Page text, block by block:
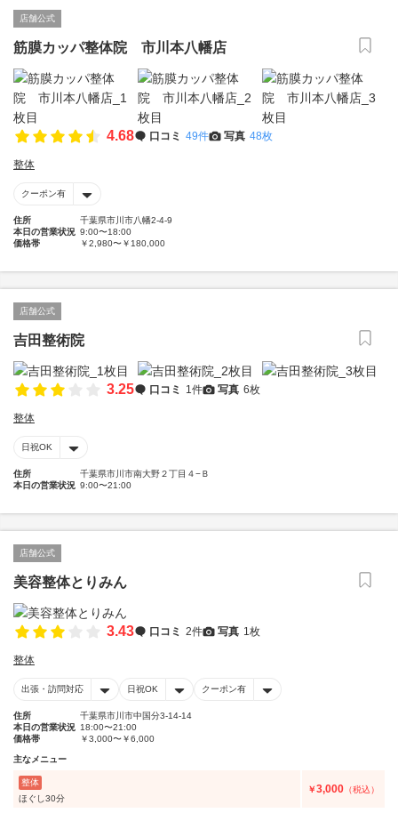
店舗公式
筋膜カッパ整体院 市川本八幡店
4.68 口コミ 49件 写真 48枚
整体
クーポン有
住所
千葉県市川市八幡2-4-9
本日の営業状況 9:00〜18:00
価格帯
￥2,980〜￥180,000
店舗公式
吉田整術院
3.25 口コミ 1件 写真 6枚
整体
日祝OK
住所
千葉県市川市南大野２丁目４−Ｂ
本日の営業状況 9:00〜21:00
店舗公式
美容整体とりみん
3.43 口コミ 2件 写真 1枚
整体
出張・訪問対応 日祝OK クーポン有
住所
千葉県市川市中国分3-14-14
本日の営業状況 18:00〜21:00
価格帯
￥3,000〜￥6,000
主なメニュー
整体
ほぐし30分
￥3,000 （税込）